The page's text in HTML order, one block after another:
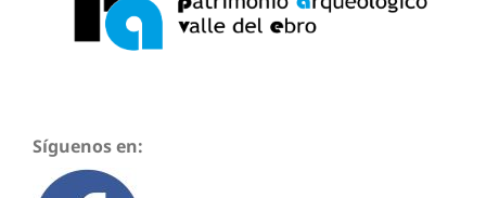
Síguenos en: